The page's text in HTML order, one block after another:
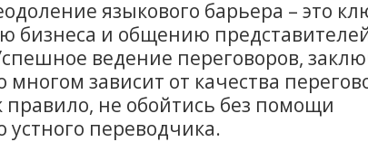
языкового барьера – это
бизнеса и общению
ведение переговоров,
многом зависит от качества
правило, не обойтись без помощи
устного переводчика.